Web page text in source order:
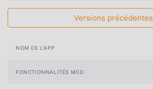
Versions précédentes
NOM DE L'APP
FONCTIONNALITÉS MOD